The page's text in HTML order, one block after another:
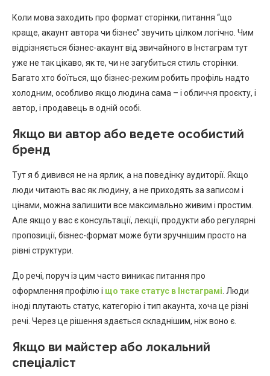
Коли мова заходить про формат сторінки, питання “що
краще, акаунт автора чи бізнес” звучить цілком логічно. Чим
відрізняється бізнес-акаунт від звичайного в Інстаграм тут
уже не так цікаво, як те, чи не загубиться стиль сторінки.
Багато хто боїться, що бізнес-режим робить профіль надто
холодним, особливо якщо людина сама – і обличчя проєкту, і
автор, і продавець в одній особі.
Якщо ви автор або ведете особистий
бренд
Тут я б дивився не на ярлик, а на поведінку аудиторії. Якщо
люди читають вас як людину, а не приходять за записом і
цінами, можна залишити все максимально живим і простим.
Але якщо у вас є консультації, лекції, продукти або регулярні
пропозиції, бізнес-формат може бути зручнішим просто на
рівні структури.
До речі, поруч із цим часто виникає питання про
оформлення профілю і що таке статус в Інстаграмі . Люди
іноді плутають статус, категорію і тип акаунта, хоча це різні
речі. Через це рішення здається складнішим, ніж воно є.
Якщо ви майстер або локальний
спеціаліст